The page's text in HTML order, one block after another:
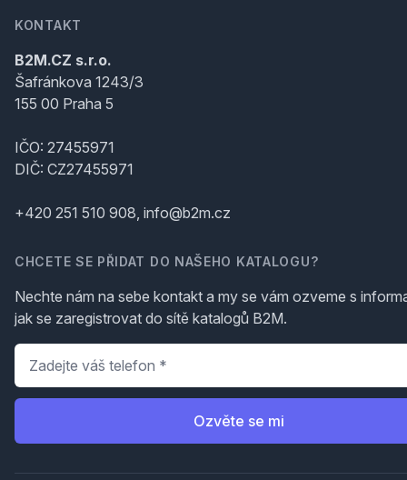
KONTAKT
B2M.CZ s.r.o.
Šafránkova 1243/3
155 00 Praha 5
IČO: 27455971
DIČ: CZ27455971
+420 251 510 908, info@b2m.cz
CHCETE SE PŘIDAT DO NAŠEHO KATALOGU?
Nechte nám na sebe kontakt a my se vám ozveme s
jak se zaregistrovat do sítě katalogů B2M.
Telefon
Ozvěte se mi